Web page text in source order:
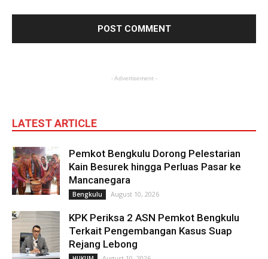
- Advertisement -
LATEST ARTICLE
Pemkot Bengkulu Dorong Pelestarian
Kain Besurek hingga Perluas Pasar ke
Mancanegara
Bengkulu August 10, 2026
KPK Periksa 2 ASN Pemkot Bengkulu
Terkait Pengembangan Kasus Suap
Rejang Lebong